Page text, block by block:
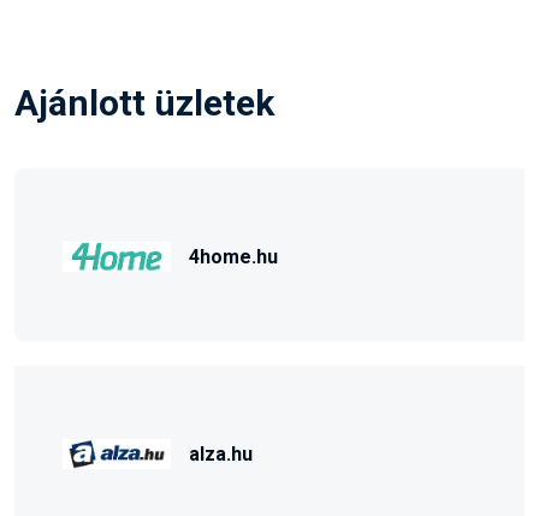
Ajánlott üzletek
4home.hu
alza.hu